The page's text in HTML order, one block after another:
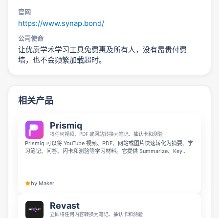
官网
https://www.synap.bond/
公司使命
让优质学术学习工具免费惠及所有人，没有昂贵付费
墙，也不会频繁加载超时。
相关产品
Prismiq
将任何视频、PDF 或网站转换为笔记、抽认卡和测验
Prismiq 可以将 YouTube 视频、PDF、网站或图片快速转化为摘要、学
习笔记、问答、闪卡和测验等学习材料。它提供 Summarize、Key
by Maker
Revast
立即将任何内容转换为笔记、抽认卡和测验